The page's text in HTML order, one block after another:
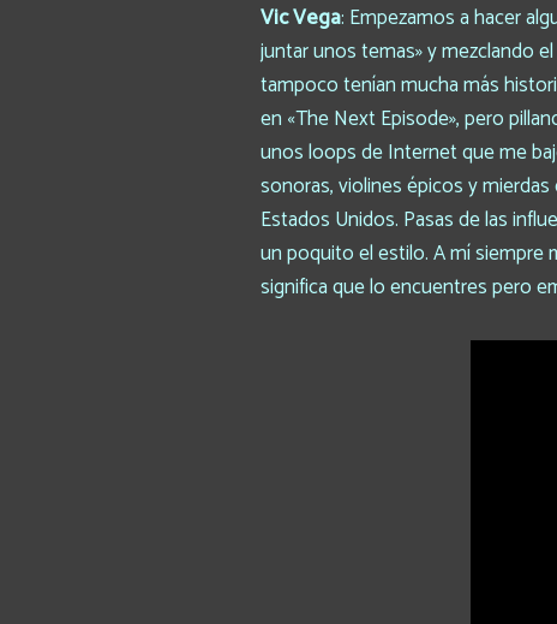
Vic Vega: Empezamos a hacer
juntar unos temas» y mezclando
tampoco tenían mucha más
en «The Next Episode», pero
unos loops de Internet que me
sonoras, violines épicos y
Estados Unidos. Pasas de las
un poquito el estilo. A mí siempre
significa que lo encuentres pero